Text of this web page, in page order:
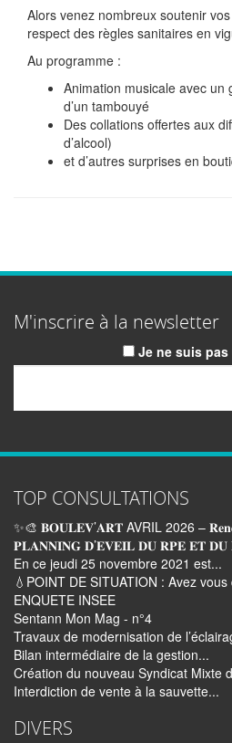
Alors venez nombreux soutenir
respect des règles sanitaires en
Au programme :
Animation musicale avec un
d’un tambouyé
Des collations offertes aux
d’alcool)
et d’autres surprises en
M'inscrire à la newsletter
Je ne suis pas
TOP CONSULTATIONS
✨🎨 𝐁𝐎𝐔𝐋𝐄𝐕’𝐀𝐑𝐓 AVRIL 2026 –
𝐏𝐋𝐀𝐍𝐍𝐈𝐍𝐆 𝐃’𝐄𝐕𝐄𝐈𝐋 𝐃𝐔 𝐑𝐏𝐄 𝐄𝐓 𝐃𝐔
En ce jeudi 25 novembre 2021 est...
💧POINT DE SITUATION : Avez vous
ENQUETE INSEE
Sentann Mon Mag - n°4
Travaux de modernisation de
Bilan intermédiaire de la gestion...
Création du nouveau Syndicat Mixte
Interdiction de vente à la sauvette...
DIVERS